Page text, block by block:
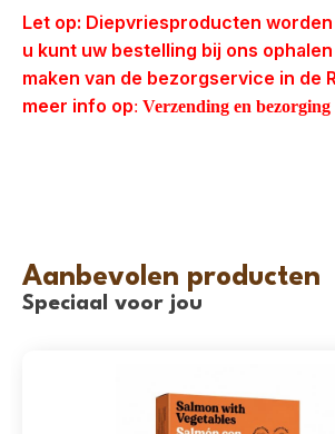
Let op: Diepvriesproducten
u kunt uw bestelling bij ons
maken van de bezorgservice in de
meer info op: Verzending en bezorging
Aanbevolen producten
Speciaal voor jou